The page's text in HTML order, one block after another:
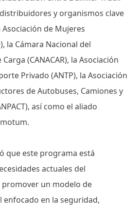
y organismos clave
de Mujeres
la Cámara Nacional del
(CANACAR), la Asociación
Privado (ANTP), la Asociación
de Autobuses, Camiones y
así como el aliado
que este programa está
actuales del
un modelo de
en la seguridad,